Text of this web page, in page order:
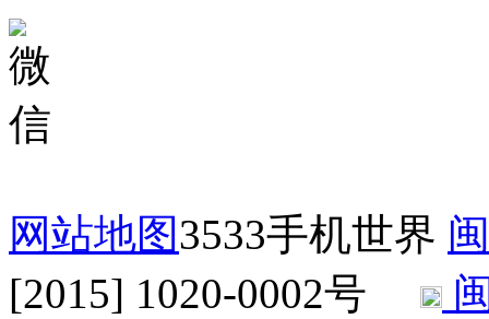
网站地图3533手机世界
[2015] 1020-0002号